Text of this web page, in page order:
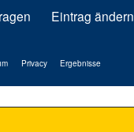
Eintrag ändern
Privacy Ergebnisse